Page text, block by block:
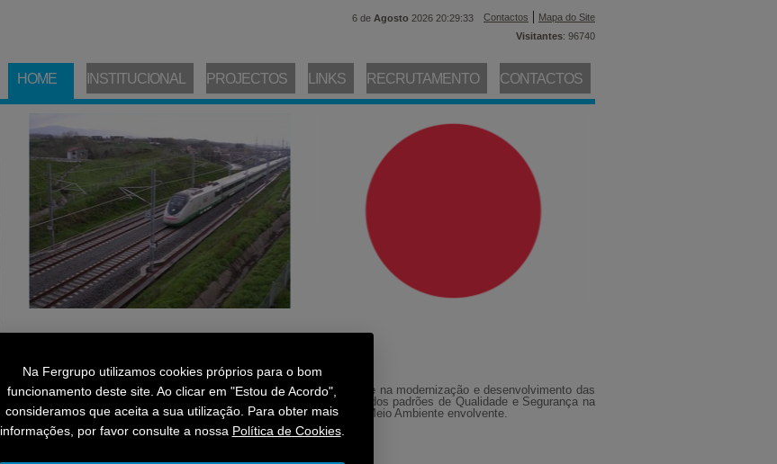
HOME INSTITUCIONAL PROJECTOS LINKS RECRUTAMENTO CONTACTOS
6 de Agosto 2026 20:29:33
Visitantes: 96740
Contactos | Mapa do Site
Fundada em 1989, aFERGRUPOcontinua a participar activamente na modernização e desenvolvimento das
Infraestruturas Ferroviárias Portuguesas, garantindo os mais elevados padrões de Qualidade e Segurança na
execução das suas Empreitadas, preservando simultaneamente o Meio Ambiente envolvente.
Saber mais [+]
Na Fergrupo utilizamos cookies próprios para o bom
funcionamento deste site. Ao clicar em "Estou de Acordo",
consideramos que aceita a sua utilização. Para obter mais
informações, por favor consulte a nossa Política de Cookies.